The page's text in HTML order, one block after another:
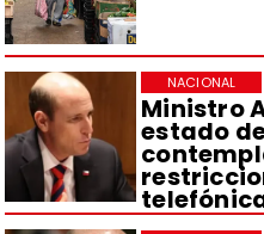
Ministro
estado
NACIONAL